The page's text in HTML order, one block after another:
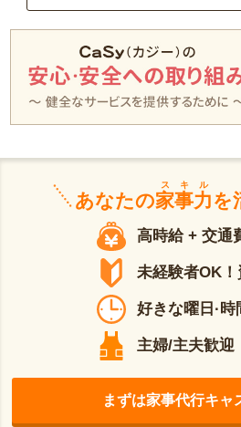
あなたの家事力
スキル
を
高時給 + 交通
未経験者OK
好きな曜日·時
主婦/主夫歓迎
まずは家事代行キャ